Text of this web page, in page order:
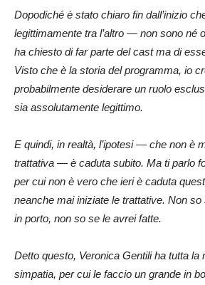
Dopodiché è stato chiaro fin dall’inizio
legittimamente tra l’altro — non sono né
ha chiesto di far parte del cast ma di
Visto che è la storia del programma, io
probabilmente desiderare un ruolo
sia assolutamente legittimo.
E quindi, in realtà, l’ipotesi — che non è
trattativa — è caduta subito. Ma ti parlo
per cui non è vero che ieri è caduta
neanche mai iniziate le trattative. Non
in porto, non so se le avrei fatte.
Detto questo, Veronica Gentili ha tutta la
simpatia, per cui le faccio un grande in